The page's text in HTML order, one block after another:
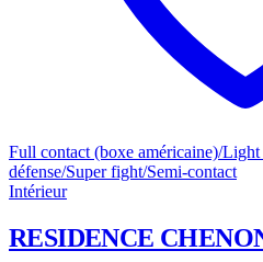
Full contact (boxe américaine)/
défense/Super fight/Semi-contact
Intérieur
RESIDENCE